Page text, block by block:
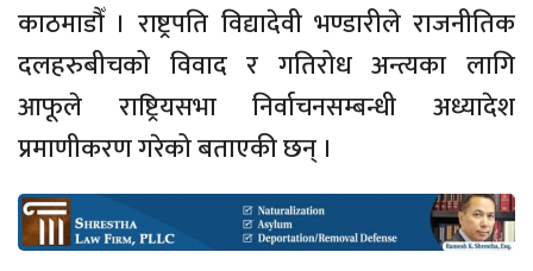
काठमाडौँ । राष्ट्रपति विद्यादेवी भण्डारीले राजनीतिक
दलहरुबीचको विवाद र गतिरोध अन्त्यका लागि
आफूले राष्ट्रियसभा निर्वाचनसम्बन्धी अध्यादेश
प्रमाणीकरण गरेको बताएकी छन् ।